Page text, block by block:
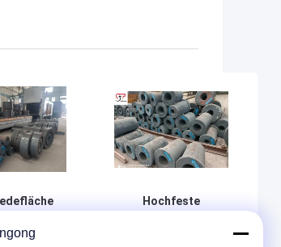
Hochfeste